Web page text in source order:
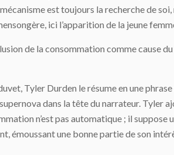
est toujours la recherche de
ici l’apparition de la jeune
de la consommation comme cause
Tyler Durden le résume en une
dans la tête du narrateur. Tyler
n’est pas automatique ; il
émoussant une bonne partie de son